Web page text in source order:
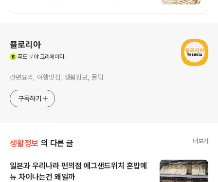
욜로리아
푸드 분야 크리에이터
간편요리, 여행맛집, 생활정보, 꿀팁
구독하기
생활정보 의 다른 글 더보기
일본과 우리나라 편의점 에그샌드위치 혼밥메
뉴 차이나는건 왜일까